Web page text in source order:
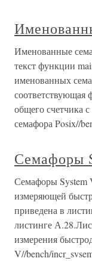
Именованные
текст функции
именованных
соответствующая
общего счетчика
семафора Posix//
Семафоры
Семафоры System
измеряющей
приведена в
листинге
измерения
V//bench/